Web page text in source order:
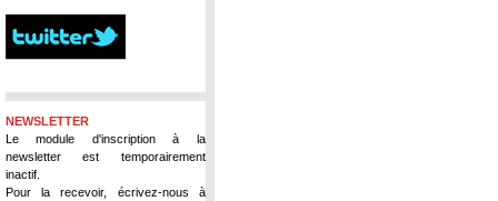
NEWSLETTER
Le module d'inscription à la
newsletter est temporairement
inactif.
Pour la recevoir, écrivez-nous à